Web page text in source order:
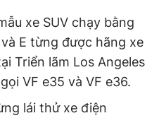
xe SUV chạy bằng
E từng được hãng xe
Triển lãm Los Angeles
VF e35 và VF e36.
lái thử xe điện